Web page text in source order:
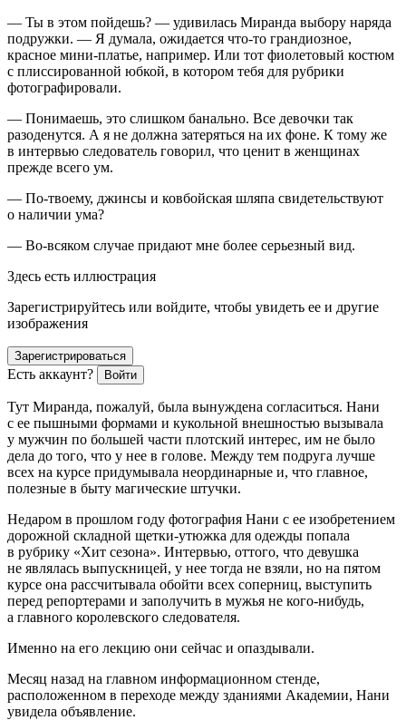
— Ты в этом пойдешь? — удивилась Миранда выбору наряда
подружки. — Я думала, ожидается что-то грандиозное,
красное мини-платье, например. Или тот фиолетовый костюм
с плиссированной юбкой, в котором тебя для рубрики
фотографировали.
— Понимаешь, это слишком банально. Все девочки так
разоденутся. А я не должна затеряться на их фоне. К тому же
в интервью следователь говорил, что ценит в женщинах
прежде всего ум.
— По-твоему, джинсы и ковбойская шляпа свидетельствуют
о наличии ума?
— Во-всяком случае придают мне более серьезный вид.
Здесь есть иллюстрация
Зарегистрируйтесь или войдите, чтобы увидеть ее и другие
изображения
Зарегистрироваться
Есть аккаунт? Войти
Тут Миранда, пожалуй, была вынуждена согласиться. Нани
с ее пышными формами и кукольной внешностью вызывала
у мужчин по большей части плотский интерес, им не было
дела до того, что у нее в голове. Между тем подруга лучше
всех на курсе придумывала неординарные и, что главное,
полезные в быту магические штучки.
Недаром в прошлом году фотография Нани с ее изобретением
дорожной складной щетки-утюжка для одежды попала
в рубрику «Хит сезона». Интервью, оттого, что девушка
не являлась выпускницей, у нее тогда не взяли, но на пятом
курсе она рассчитывала обойти всех соперниц, выступить
перед репортерами и заполучить в мужья не кого-нибудь,
а главного королевского следователя.
Именно на его лекцию они сейчас и опаздывали.
Месяц назад на главном информационном стенде,
расположенном в переходе между зданиями Академии, Нани
увидела объявление.